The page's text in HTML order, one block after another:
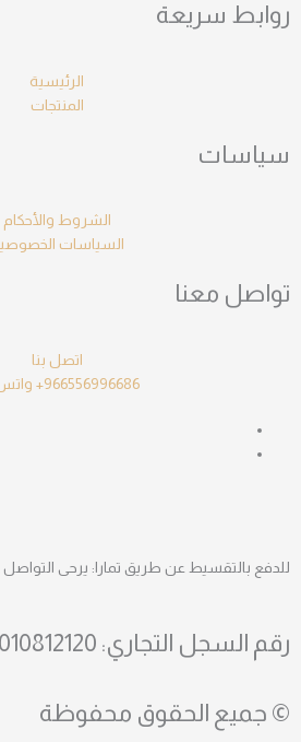
روابط سريعة
الرئيسية
المنتجات
سياسات
الشروط والأحكام
السياسات
تواصل معنا
اتصل بنا
966556996686+
للدفع بالتقسيط عن طريق تمارا: يرحى
رقم السجل التجاري: 1010812120
© جميع الحقوق محفوظة